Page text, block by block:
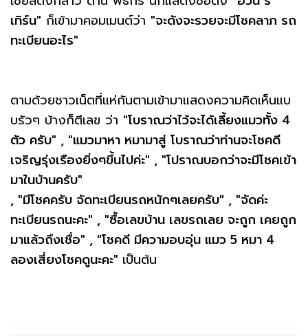
เทิร์น" ก็เข้ามาคอมเมนต์ว่า "จะดังจะรวยจะมีโชคลาภ รถ
ทะเบียนอะไร"
ตามด้วยชาวเน็ตที่แห่กันตามเข้ามาแสดงความคิดเห็นแบ
บรัวๆ บ้างก็ตีเลข ว่า "โบราณว่าไว้จะได้เลี้ยงแมวทั้ง 4
ตัว ครับ" , "แมวมาหา หมามาสู่ โบราณว่าท่านจะโชคดี
เจริญรุ่งเรืองยิ่งๆขึ้นไปค่ะ" , "โปราณบอกว่าจะมีโชคเข้า
มาในบ้านครับ"
, "มีโชคครับ จัดทะเบียนรถหนักๆเลยครับ" , "จัดค่ะ
ทะเบียนรถนะคะ" , "ซื้อเลขบ้าน เลขรถเลย จะถูก เคยถูก
มาแล้วถึงเชื่อ" , "โชคดี มีความอบอุ่น แมว 5 หมา 4
ลองเสี่ยงโชคดูนะคะ" เป็นต้น